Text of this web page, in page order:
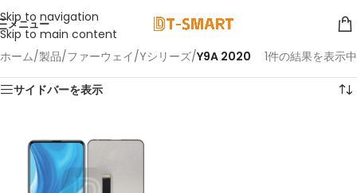
Skip to navigation
Skip to main content
メニュー
ホーム/製品/ファーウェイ/Yシリーズ/Y9A 2020 1件の結果を表示中
サイドバーを表示